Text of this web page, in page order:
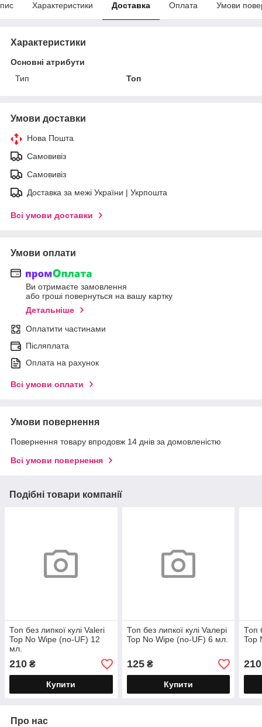
Характеристики Доставка Оплата Умови
Характеристики
Основні атрибути
Тип
Топ
Умови доставки
Нова Пошта
Самовивіз
Самовивіз
Доставка за межі України | Укрпошта
Всі умови доставки
Умови оплати
Ви отримаєте замовлення
або гроші повернуться на вашу картку
Детальніше
Оплатити частинами
Післяплата
Оплата на рахунок
Всі умови оплати
Умови повернення
Повернення товару впродовж 14 днів за домовленістю
Всі умови повернення
Подібні товари компанії
Топ без липкої кулі Valeri
Top No Wipe (no-UF) 12
мл.
210 ₴
Купити
Топ без липкої кулі Vaлерi
Top No Wipe (no-UF) 6 мл.
125₴
Купити
Топ
Top
210
Про нас